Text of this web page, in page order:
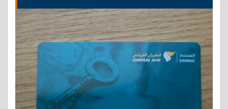
アッ
プグ
レー
ドも
3
オマ
ーン
航空
チェ
ンナ